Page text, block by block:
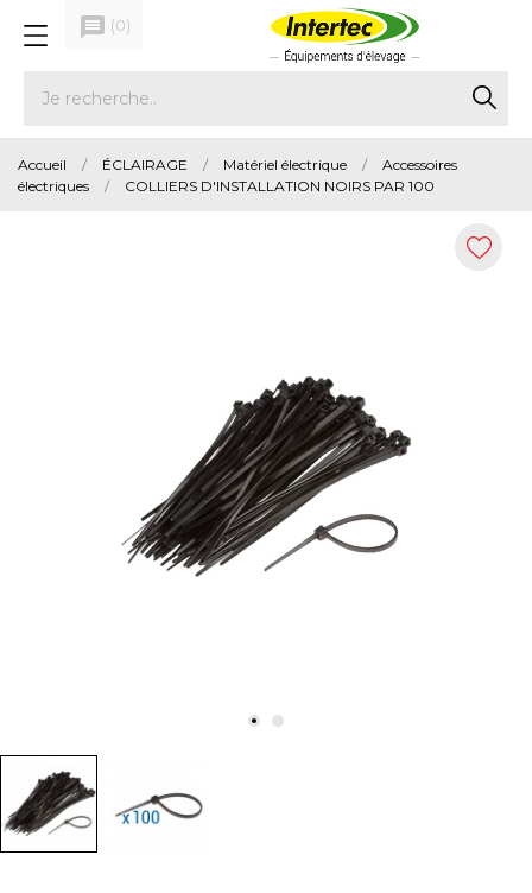
message (0)
Accueil ÉCLAIRAGE Matériel électrique
Accessoires
électriques
COLLIERS D'INSTALLATION NOIRS PAR 100